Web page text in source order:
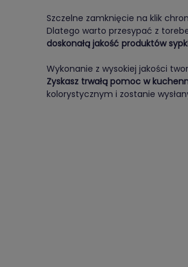
Szczelne zamknięcie na klik
Dlatego warto przesypać z
doskonałą jakość produktów
Wykonanie z wysokiej jakości
Zyskasz trwałą pomoc w
kolorystycznym i zostanie